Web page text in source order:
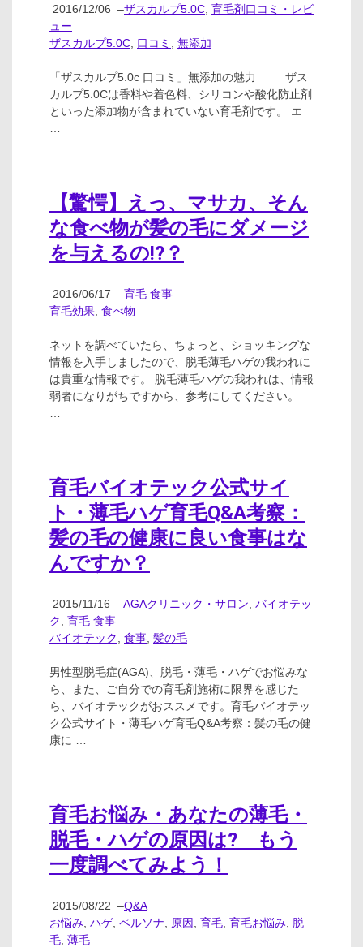
2016/12/06 –ザスカルプ5.0C 育毛剤口コミ・レビ
ュー
ザスカルプ5.0C 口コミ 無添加
「ザスカルプ5.0c 口コミ」無添加の魅力 ザス
カルプ5.0Cは香料や着色料、シリコンや酸化防止剤
といった添加物が含まれていない育毛剤です。 エ
【驚愕】えっ、マサカ、そん
な食べ物が髪の毛にダメージ
を与えるの!?？
2016/06/17 –育毛 食事
育毛効果 食べ物
ネットを調べていたら、ちょっと、ショッキングな
情報を入手しましたので、脱毛薄毛ハゲの我われに
は貴重な情報です。 脱毛薄毛ハゲの我われは、情報
弱者になりがちですから、参考にしてください。
育毛バイオテック公式サイ
ト・薄毛ハゲ育毛Q&A考察：
髪の毛の健康に良い食事はな
んですか？
2015/11/16 –AGAクリニック・サロン バイオテッ
ク
育毛 食事
バイオテック
食事 髪の毛
男性型脱毛症(AGA)、脱毛・薄毛・ハゲでお悩みな
ら、また、ご自分での育毛剤施術に限界を感じた
ら、バイオテックがおススメです。育毛バイオテッ
ク公式サイト・薄毛ハゲ育毛Q&A考察：髪の毛の健
康に …
育毛お悩み・あなたの薄毛・
脱毛・ハゲの原因は? もう
一度調べてみよう！
2015/08/22 –Q&A
お悩み ハゲ, ペルソナ 原因 育毛 育毛お悩み 脱
毛 薄毛